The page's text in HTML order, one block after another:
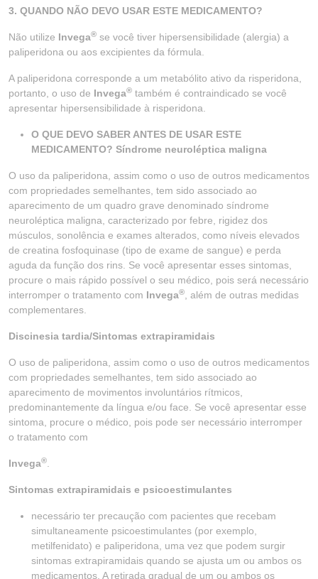
3. QUANDO NÃO DEVO USAR ESTE MEDICAMENTO?
Não utilize Invega® se você tiver hipersensibilidade (alergia) a
paliperidona ou aos excipientes da fórmula.
A paliperidona corresponde a um metabólito ativo da risperidona,
portanto, o uso de Invega® também é contraindicado se você
apresentar hipersensibilidade à risperidona.
O QUE DEVO SABER ANTES DE USAR ESTE
MEDICAMENTO? Síndrome neuroléptica maligna
O uso da paliperidona, assim como o uso de outros medicamentos
com propriedades semelhantes, tem sido associado ao
aparecimento de um quadro grave denominado síndrome
neuroléptica maligna, caracterizado por febre, rigidez dos
músculos, sonolência e exames alterados, como níveis elevados
de creatina fosfoquinase (tipo de exame de sangue) e perda
aguda da função dos rins. Se você apresentar esses sintomas,
procure o mais rápido possível o seu médico, pois será necessário
interromper o tratamento com Invega®
, além de outras medidas
complementares.
Discinesia tardia/Sintomas extrapiramidais
O uso de paliperidona, assim como o uso de outros medicamentos
com propriedades semelhantes, tem sido associado ao
aparecimento de movimentos involuntários rítmicos,
predominantemente da língua e/ou face. Se você apresentar esse
sintoma, procure o médico, pois pode ser necessário interromper
o tratamento com
Invega®
Sintomas extrapiramidais e psicoestimulantes
necessário ter precaução com pacientes que recebam
simultaneamente psicoestimulantes (por exemplo,
metilfenidato) e paliperidona, uma vez que podem surgir
sintomas extrapiramidais quando se ajusta um ou ambos os
medicamentos. A retirada gradual de um ou ambos os